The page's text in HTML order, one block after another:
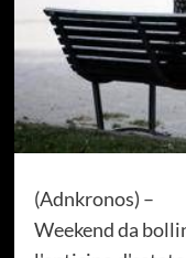
(Adnkronos) –
Weekend da